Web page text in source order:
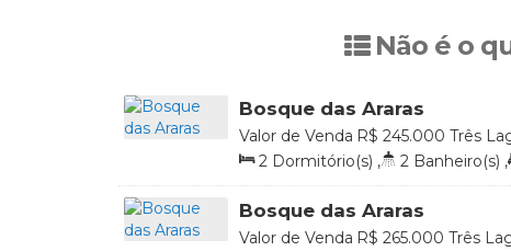
Não é o
Bosque das Araras
R$ 245.000
Valor de Venda
Três
Brasil
2 Dormitório(s) , 2 Banheiro(s) ,
76.50m² , 1 Vaga(s) , Útil: 54.21
Bosque das Araras
R$ 265.000
Valor de Venda
Três